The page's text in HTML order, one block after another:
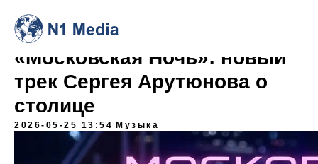
«Московская Ночь»: новый
трек Сергея Арутюнова о
столице
2026-05-25 13:54 Музыка